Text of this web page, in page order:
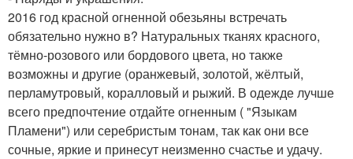
2016 год красной огненной обезьяны встречать
обязательно нужно в? Натуральных тканях красного,
тёмно-розового или бордового цвета, но также
возможны и другие (оранжевый, золотой, жёлтый,
перламутровый, коралловый и рыжий. В одежде лучше
всего предпочтение отдайте огненным ( "Языкам
Пламени") или серебристым тонам, так как они все
сочные, яркие и принесут неизменно счастье и удачу.